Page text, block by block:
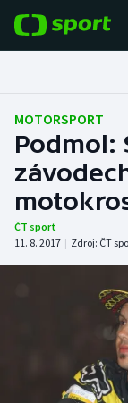
Fotbal
Hokej
Tenis
Atletika
DALŠÍ SPORTY
Americký
NEPŘEHLÉDNĚTE
MOTORSPORT
Podmol:
ČT sport
11. 8. 2017 | Zdroj: ČT